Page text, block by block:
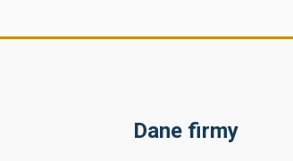
Dane firmy